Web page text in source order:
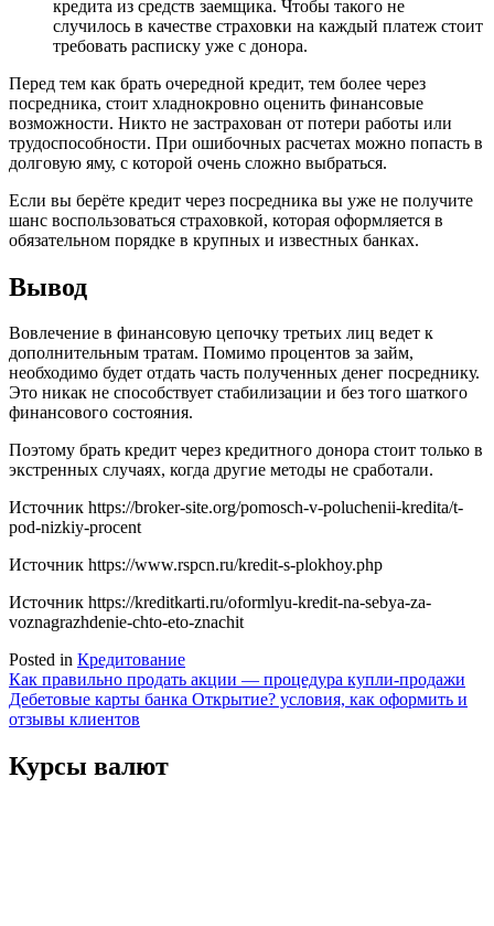
кредита из средств заемщика. Чтобы такого не
случилось в качестве страховки на каждый платеж стоит
требовать расписку уже с донора.
Перед тем как брать очередной кредит, тем более через
посредника, стоит хладнокровно оценить финансовые
возможности. Никто не застрахован от потери работы или
трудоспособности. При ошибочных расчетах можно попасть в
долговую яму, с которой очень сложно выбраться.
Если вы берёте кредит через посредника вы уже не получите
шанс воспользоваться страховкой, которая оформляется в
обязательном порядке в крупных и известных банках.
Вывод
Вовлечение в финансовую цепочку третьих лиц ведет к
дополнительным тратам. Помимо процентов за займ,
необходимо будет отдать часть полученных денег посреднику.
Это никак не способствует стабилизации и без того шаткого
финансового состояния.
Поэтому брать кредит через кредитного донора стоит только в
экстренных случаях, когда другие методы не сработали.
Источник https://broker-site.org/pomosch-v-poluchenii-kredita/t-
pod-nizkiy-procent
Источник https://www.rspcn.ru/kredit-s-plokhoy.php
Источник https://kreditkarti.ru/oformlyu-kredit-na-sebya-za-
voznagrazhdenie-chto-eto-znachit
Posted in Кредитование
Навигация
по
Как правильно продать акции — процедура купли-продажи
Дебетовые карты банка Открытие? условия, как оформить и
отзывы клиентов
Курсы валют